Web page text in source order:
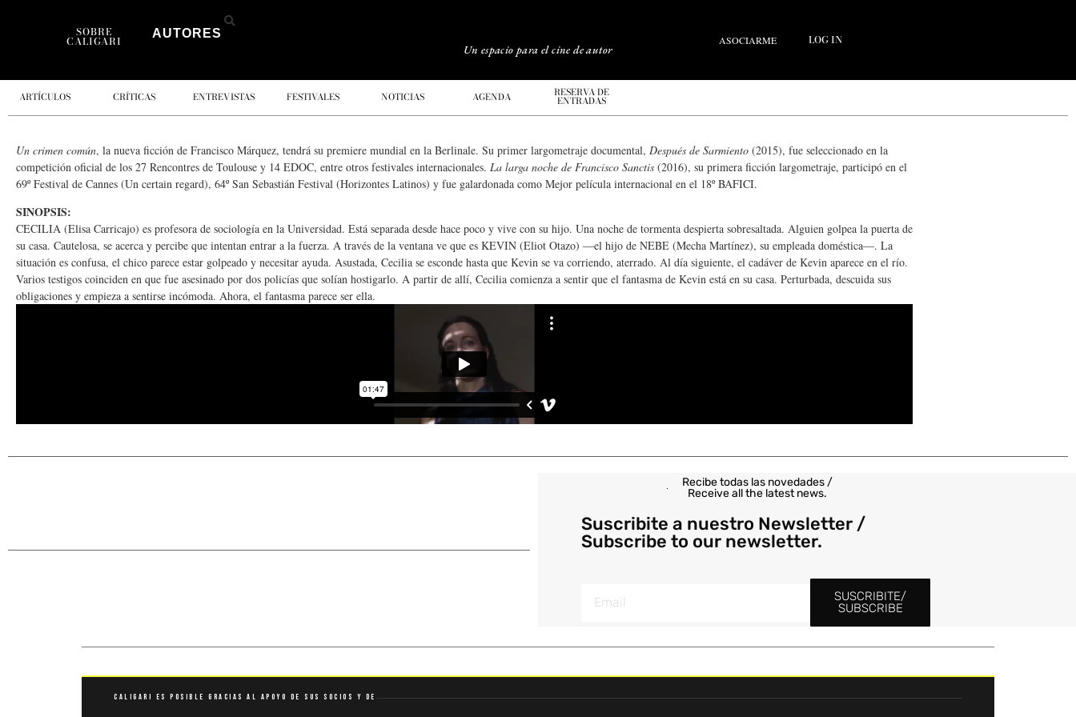
AUTORES
SOBRE
CALIGARI
Un espacio para el cine de autor
ASOCIARME LOG IN
ARTÍCULOS CRÍTICAS ENTREVISTAS FESTIVALES NOTICIAS AGENDA RESERVA DE
ENTRADAS
Un crimen común, la nueva ficción de Francisco Márquez, tendrá su premiere mundial en la Berlinale. Su primer largometraje documental, Después de Sarmiento (2015), fue seleccionado en la
competición oficial de los 27 Rencontres de Toulouse y 14 EDOC, entre otros festivales internacionales. La larga noche de Francisco Sanctis (2016), su primera ficción largometraje, participó en el
69º Festival de Cannes (Un certain regard), 64º San Sebastián Festival (Horizontes Latinos) y fue galardonada como Mejor película internacional en el 18º BAFICI.
SINOPSIS:
CECILIA (Elisa Carricajo) es profesora de sociología en la Universidad. Está separada desde hace poco y vive con su hijo. Una noche de tormenta despierta sobresaltada. Alguien golpea la puerta de
su casa. Cautelosa, se acerca y percibe que intentan entrar a la fuerza. A través de la ventana ve que es KEVIN (Eliot Otazo) —el hijo de NEBE (Mecha Martínez), su empleada doméstica—. La
situación es confusa, el chico parece estar golpeado y necesitar ayuda. Asustada, Cecilia se esconde hasta que Kevin se va corriendo, aterrado. Al día siguiente, el cadáver de Kevin aparece en el río.
Varios testigos coinciden en que fue asesinado por dos policías que solían hostigarlo. A partir de allí, Cecilia comienza a sentir que el fantasma de Kevin está en su casa. Perturbada, descuida sus
obligaciones y empieza a sentirse incómoda. Ahora, el fantasma parece ser ella.
Recibe todas las novedades /
Receive all the latest news.
Suscribite a nuestro Newsletter /
Subscribe to our newsletter.
SUSCRIBITE/
SUBSCRIBE
Caligari es posible gracias al apoyo de sus socios y de